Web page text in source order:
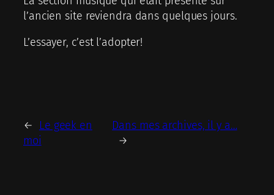
l’ancien site reviendra dans quelques jours.
L’essayer, c’est l’adopter!
←
Le geek en
moi
Dans mes archives, il y a…
→